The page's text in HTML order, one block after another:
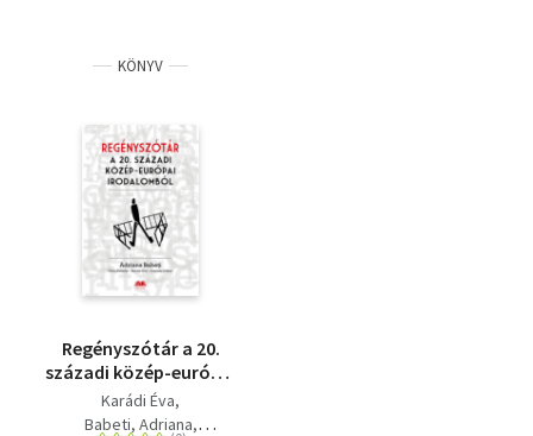
Tankönyv, segédkönyv
Társadalomtudomány
Természettudomány
Történelem
KÖNYV
Regényszótár a 20.
századi közép-európai
irodalomból
Karádi Éva
Babeti, Adriana